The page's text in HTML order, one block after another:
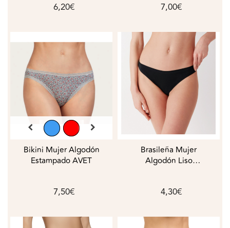
6,20€ 7,00€
Bikini Mujer Algodón
Estampado AVET
7,50€
Brasileña Mujer
Algodón Liso
4,30€